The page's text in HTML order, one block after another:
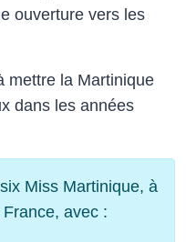
ouverture vers les
mettre la Martinique
dans les années
Miss Martinique, à
avec :